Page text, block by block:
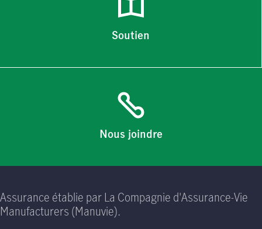
Soutien
Nous joindre
Assurance établie par La Compagnie d'Assurance-Vie
Manufacturers (Manuvie).